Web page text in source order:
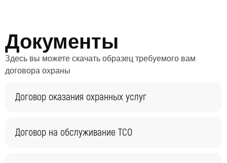
Документы
Здесь вы можете скачать образец требуемого вам
договора охраны
Договор оказания охранных услуг
Договор на обслуживание ТСО